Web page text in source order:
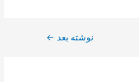
نوشته بعد ←